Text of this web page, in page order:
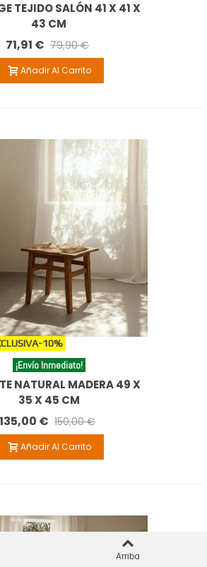
TEJIDO SALÓN 41 X 41 X
43 CM
71,91 € 79,90 €
Añadir Al Carrito
-10%
¡Envío Inmediato!
NATURAL MADERA 49 X
35 X 45 CM
135,00 € 150,00 €
Añadir Al Carrito
Arriba